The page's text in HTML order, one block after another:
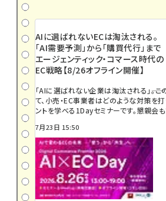
AIに選ばれないECは淘汰される。
「AI需要予測」から「購買代行」まで
エージェンティック・コマース時代の
EC戦略【8/26オフライン開催】
「AIに選ばれない企業は淘汰される」――。
て、小売・EC事業者はどのような対策を
ントを学べる1Dayセミナーです。懇親会も
7月23日 15:50